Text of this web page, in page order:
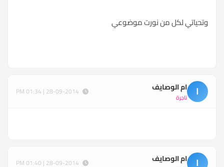
وتحياتي لكل من نورت موضوعي
ا ام الوصايف
تاجرة
ا ام الوصايف